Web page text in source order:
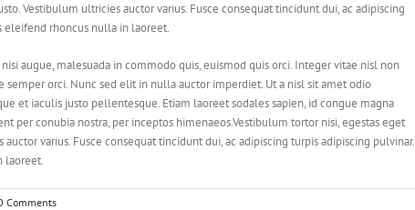
Vestibulum ultricies auctor varius. Fusce consequat tincidunt dui, ac adipiscing
eleifend rhoncus nulla in laoreet.
augue, malesuada in commodo quis, euismod quis orci. Integer vitae nisl non
orci. Nunc sed elit in nulla auctor imperdiet. Ut a nisl sit amet odio
et iaculis justo pellentesque. Etiam laoreet sodales sapien, id congue magna
per conubia nostra, per inceptos himenaeos.Vestibulum tortor nisi, egestas eget
varius. Fusce consequat tincidunt dui, ac adipiscing turpis adipiscing pulvinar.
laoreet.
Comments